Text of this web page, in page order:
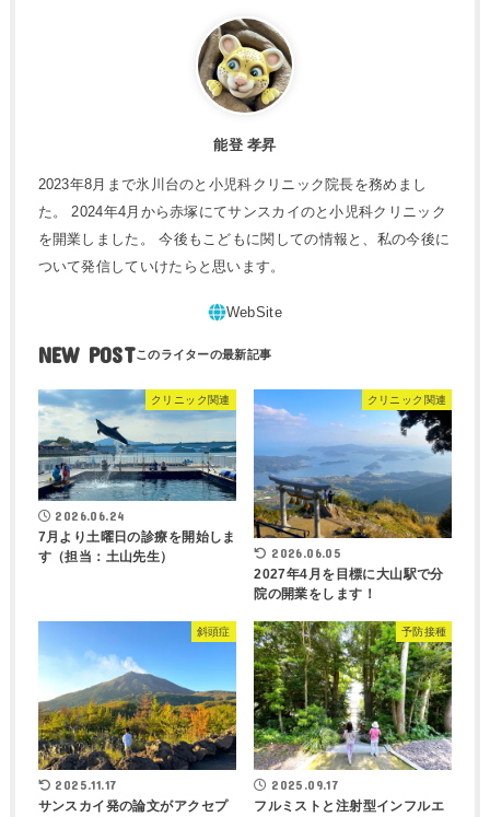
能登 孝昇
2023年8月まで氷川台のと小児科クリニック院長を務めまし
た。 2024年4月から赤塚にてサンスカイのと小児科クリニック
を開業しました。 今後もこどもに関しての情報と、私の今後に
ついて発信していけたらと思います。
NEW POST
クリニック関連
2026.06.24
7月より土曜日の診療を開始しま
す（担当：土山先生）
クリニック関連
2026.06.05
2027年4月を目標に大山駅で分
院の開業をします！
斜頭症
2025.11.17
サンスカイ発の論文がアクセプ
予防接種
2025.09.17
フルミストと注射型インフルエ